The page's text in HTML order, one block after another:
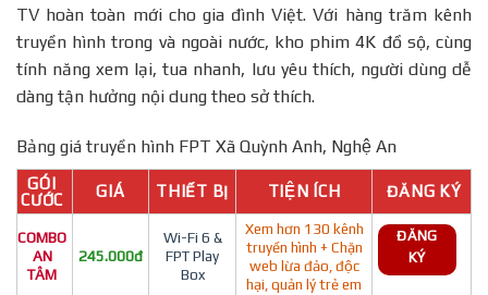
TV hoàn toàn mới cho gia đình Việt. Với hàng trăm kênh
truyền hình trong và ngoài nước, kho phim 4K đồ sộ, cùng
tính năng xem lại, tua nhanh, lưu yêu thích, người dùng dễ
dàng tận hưởng nội dung theo sở thích.
Bảng giá truyền hình FPT Xã Quỳnh Anh, Nghệ An
GÓI
CƯỚC
GIÁ THIẾT BỊ TIỆN ÍCH ĐĂNG KÝ
COMBO
AN
TÂM
245.000đ
Wi-Fi 6 &
FPT Play
Box
Xem hơn 130 kênh
truyền hình + Chặn
web lừa đảo, độc
hại, quản lý trẻ em
ĐĂNG
KÝ